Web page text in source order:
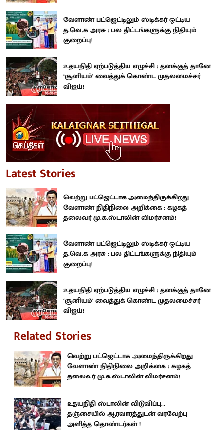
வேளாண் பட்ஜெட்டிலும் ஸ்டிக்கர் ஒட்டிய
த.வெ.க அரசு : பல திட்டங்களுக்கு நிதியும்
குறைப்பு!
உதயநிதி ஏற்படுத்திய எழுச்சி : தனக்குத் தானே
‘சூனியம்' வைத்துக் கொண்ட முதலமைச்சர்
விஜய்!
Latest Stories
வெற்று பட்ஜெட்டாக அமைந்திருக்கிறது
வேளாண் நிதிநிலை அறிக்கை : கழகத்
தலைவர் மு.க.ஸ்டாலின் விமர்சனம்!
வேளாண் பட்ஜெட்டிலும் ஸ்டிக்கர் ஒட்டிய
த.வெ.க அரசு : பல திட்டங்களுக்கு நிதியும்
குறைப்பு!
உதயநிதி ஏற்படுத்திய எழுச்சி : தனக்குத் தானே
‘சூனியம்' வைத்துக் கொண்ட முதலமைச்சர்
விஜய்!
Related Stories
வெற்று பட்ஜெட்டாக அமைந்திருக்கிறது
வேளாண் நிதிநிலை அறிக்கை : கழகத்
தலைவர் மு.க.ஸ்டாலின் விமர்சனம்!
உதயநிதி ஸ்டாலின் விடுவிப்பு...
தஞ்சையில் ஆரவாரத்துடன் வரவேற்பு
அளித்த தொண்டர்கள் !